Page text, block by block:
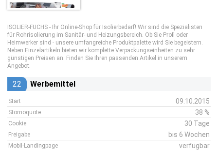
ISOLIER-FUCHS - Ihr Online-Shop für Isolierbedarf! Wir sind die Spezialisten
für Rohrisolierung im Sanitär- und Heizungsbereich. Ob Sie Profi oder
Heimwerker sind - unsere umfangreiche Produktpalette wird Sie begeistern.
Neben Einzelartikeln bieten wir komplette Verpackungseinheiten zu sehr
günstigen Preisen an. Finden Sie Ihren passenden Artikel in unserem
Angebot.
22 Werbemittel
Start 09.10.2015
Stornoquote 38 %
Cookie 30 Tage
Freigabe bis 6 Wochen
Mobil-Landingpage verfügbar